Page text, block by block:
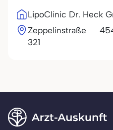
LipoClinic Dr. Heck
Zeppelinstraße
321